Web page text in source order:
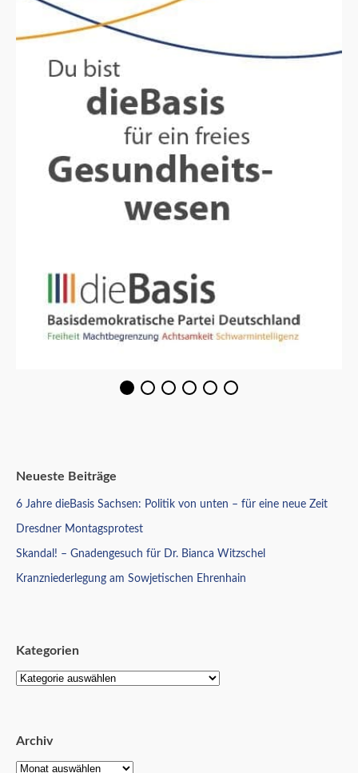
Neueste Beiträge
6 Jahre dieBasis Sachsen: Politik von unten – für eine neue Zeit
Dresdner Montagsprotest
Skandal! – Gnadengesuch für Dr. Bianca Witzschel
Kranzniederlegung am Sowjetischen Ehrenhain
Kategorien
Archiv